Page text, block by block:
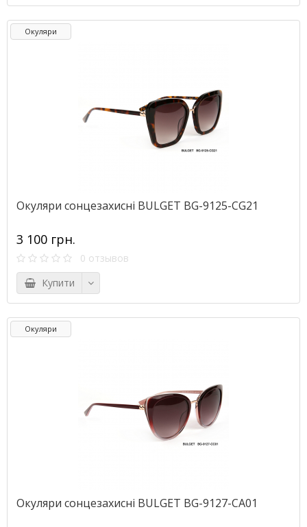
Окуляри
Окуляри сонцезахисні BULGET BG-9125-СG21
3 100 грн.
0 отзывов
Купити
Окуляри
Окуляри сонцезахисні BULGET BG-9127-СA01